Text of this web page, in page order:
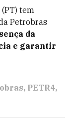
tem
Petrobras
da
e garantir
PETR4